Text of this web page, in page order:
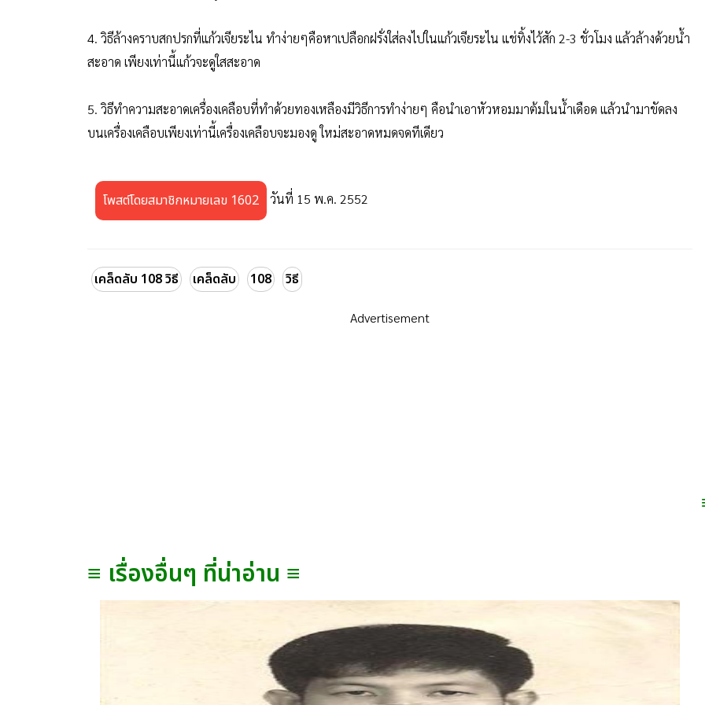
4. วิธีล้างคราบสกปรกที่แก้วเจียระไน ทำง่ายๆคือหาเปลือกฝรั่งใส่ลงไปในแก้วเจียระไน แช่ทิ้งไว้สัก 2-3 ชั่วโมง แล้วล้างด้วยน้ำ
สะอาด เพียงเท่านี้แก้วจะดูใสสะอาด
5. วิธีทำความสะอาดเครื่องเคลือบที่ทำด้วยทองเหลืองมีวิธีการทำง่ายๆ คือนำเอาหัวหอมมาต้มในน้ำเดือด แล้วนำมาขัดลง
บนเครื่องเคลือบเพียงเท่านี้เครื่องเคลือบจะมองดู ใหม่สะอาดหมดจดทีเดียว
โพสต์โดยสมาชิกหมายเลข 1602 วันที่ 15 พ.ค. 2552
เคล็ดลับ 108 วิธี เคล็ดลับ 108 วิธี
Advertisement
≡ เรื่องอื่นๆ ที่น่าอ่าน ≡